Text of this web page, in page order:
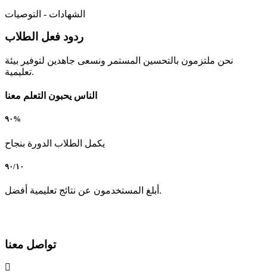
الشهادات - التوصيات
ردود فعل الطلاب
نحن ملتزمون بالتحسين المستمر ونسعى جاهدين لتوفير بيئة
تعليمية.
الناس يحبون التعلم معنا
٩٠%
يكمل الطلاب الدورة بنجاح
٩٠/١٠
أبلغ المستخدمون عن نتائج تعليمية أفضل.
تواصل معنا